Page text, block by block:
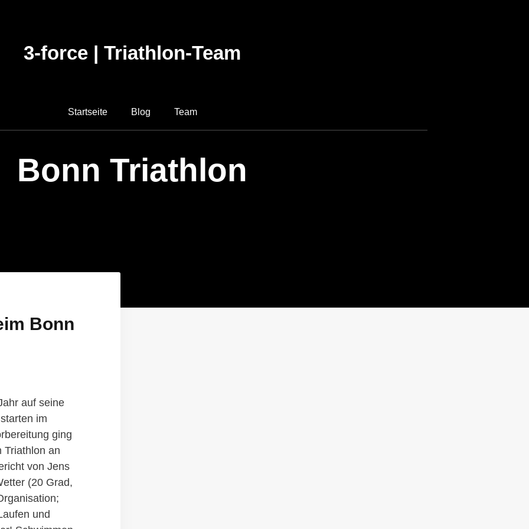
3-force | Triathlon-Team
Startseite Blog Team
Bonn Triathlon
Bonn
auf seine
im
ging
Triathlon an
von Jens
(20 Grad,
und